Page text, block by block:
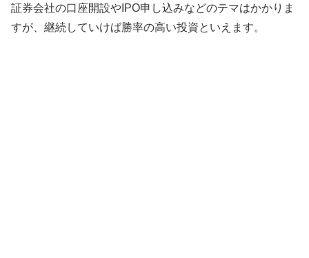
証券会社の口座開設やIPO申し込みなどのテマはかかりま
すが、継続していけば勝率の高い投資といえます。